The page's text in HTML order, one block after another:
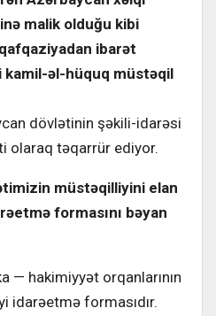
malik olduğu kibi
ibarət
kamil-əl-hüquq müstəqil
dövlətinin şəkili-idarəsi
olaraq təqarrür ediyor.
müstəqilliyini elan
formasını bəyan
— hakimiyyət orqanlarının
idarəetmə formasıdır.